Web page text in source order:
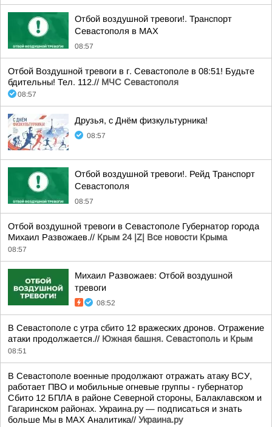
Отбой воздушной тревоги!. Транспорт
Севастополя в MAX
08:57
Отбой Воздушной тревоги в г. Севастополе в 08:51! Будьте
бдительны! Тел. 112.// МЧС Севастополя
08:57
Друзья, с Днём физкультурника!
08:57
Отбой воздушной тревоги!. Рейд Транспорт
Севастополя
08:57
Отбой воздушной тревоги в Севастополе Губернатор города
Михаил Развожаев.// Крым 24 |Z| Все новости Крыма
08:57
Михаил Развожаев: Отбой воздушной
тревоги
08:52
В Севастополе с утра сбито 12 вражеских дронов. Отражение
атаки продолжается.// Южная башня. Севастополь и Крым
08:51
В Севастополе военные продолжают отражать атаку ВСУ,
работает ПВО и мобильные огневые группы - губернатор
Сбито 12 БПЛА в районе Северной стороны, Балаклавском и
Гагаринском районах. Украина.ру — подписаться и знать
больше Мы в MAX Аналитика// Украина.ру